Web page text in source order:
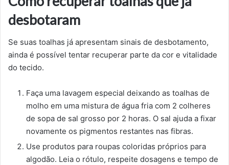
desbotaram
Se suas toalhas já apresentam sinais de desbotamento,
ainda é possível tentar recuperar parte da cor e vitalidade
do tecido.
Faça uma lavagem especial deixando as toalhas de
molho em uma mistura de água fria com 2 colheres
de sopa de sal grosso por 2 horas. O sal ajuda a fixar
novamente os pigmentos restantes nas fibras.
Use produtos para roupas coloridas próprios para
algodão. Leia o rótulo, respeite dosagens e tempo de